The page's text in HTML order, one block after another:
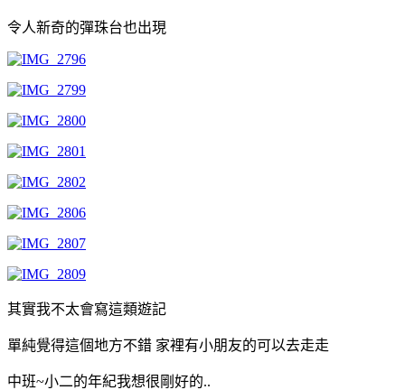
令人新奇的彈珠台也出現
其實我不太會寫這類遊記
單純覺得這個地方不錯 家裡有小朋友的可以去走走
中班~小二的年紀我想很剛好的..